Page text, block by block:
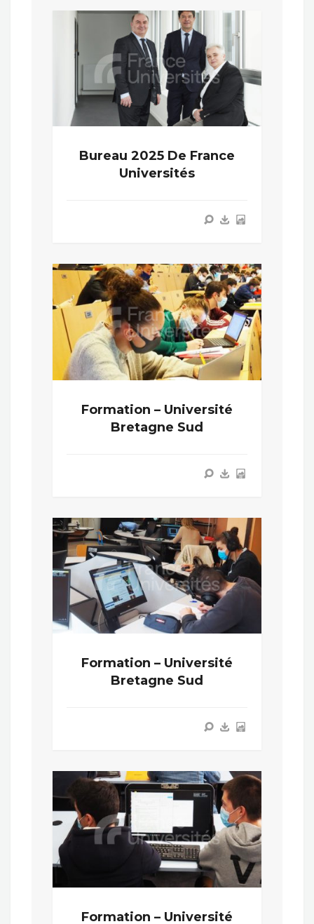
Bureau 2025 De France
Universités
Formation – Université
Bretagne Sud
Formation – Université
Bretagne Sud
Formation – Université